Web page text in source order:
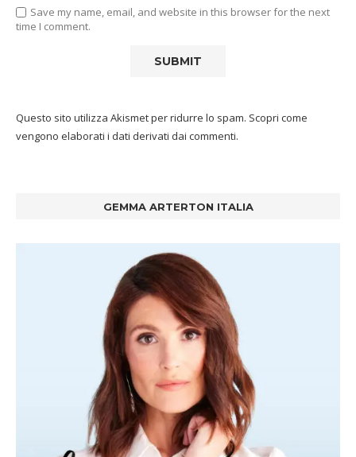
Save my name, email, and website in this browser for the next
time I comment.
Questo sito utilizza Akismet per ridurre lo spam. Scopri come
vengono elaborati i dati derivati dai commenti.
GEMMA ARTERTON ITALIA